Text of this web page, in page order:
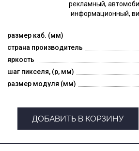
рекламный,
информационный,
размер каб. (мм)
страна производитель
яркость
шаг пикселя, (p, мм)
размер модуля (мм)
ДОБАВИТЬ В КОРЗИНУ